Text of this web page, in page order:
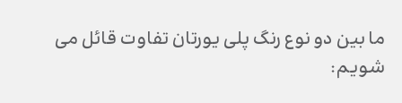
ما بین دو نوع رنگ پلی یورتان تفاوت قائل می
شویم: